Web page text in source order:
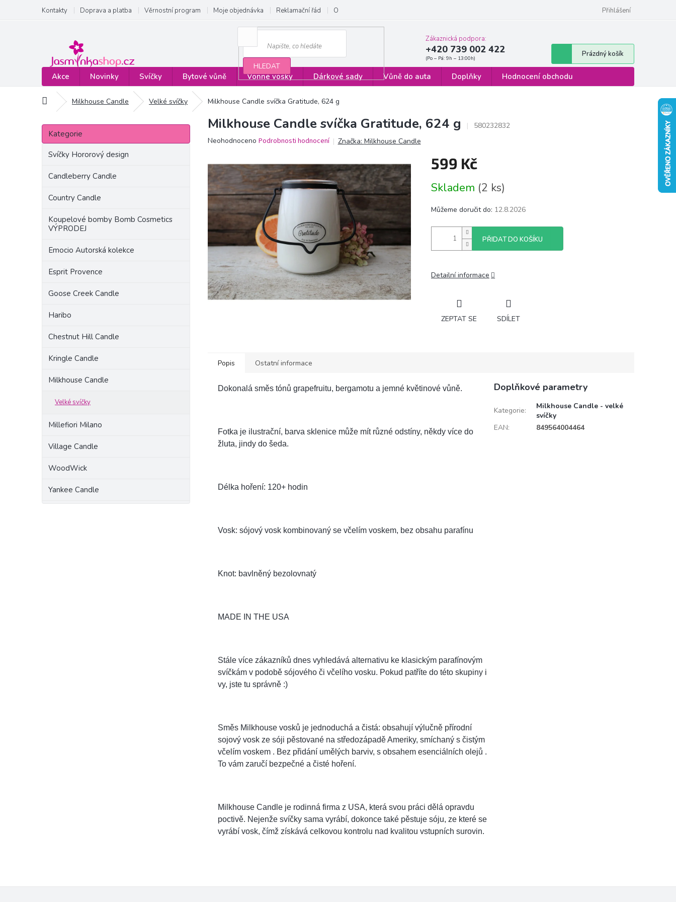
obsah
Kontakty Doprava a platba Věrnostní program Moje objednávka Reklamační řád Obchodní podmínky Formulář pro odstoupení od smlouvy
Přihlášení
HLEDAT
Zákaznická podpora:
+420 739 002 422
Nákupní
košík
Prázdný košík
Akce Novinky Svíčky Bytové vůně Vonné vosky Dárkové sady Vůně do auta Doplňky Hodnocení obchodu
Domů Milkhouse Candle Velké svíčky Milkhouse Candle svíčka Gratitude, 624 g
P
s
Přeskočit
kategorie
Kategorie
Svíčky Hororový design
Candleberry Candle
Country Candle
Koupelové bomby Bomb Cosmetics
VÝPRODEJ
Emocio Autorská kolekce
Esprit Provence
Goose Creek Candle
Haribo
Chestnut Hill Candle
Kringle Candle
Milkhouse Candle
Velké svíčky
Millefiori Milano
Village Candle
WoodWick
Yankee Candle
Milkhouse Candle svíčka Gratitude, 624 g
580232832
Průměrné
je
0,0
z
5
hvězdiček.
Neohodnoceno Podrobnosti hodnocení Značka: Milkhouse Candle
599 Kč
cena:
Skladem (2 ks)
Můžeme doručit do: 12.8.2026
PŘIDAT DO KOŠÍKU
Detailní informace
ZEPTAT SE SDÍLET
Popis Ostatní informace
Dokonalá směs tónů grapefruitu, bergamotu a jemné květinové vůně.
Fotka je ilustrační, barva sklenice může mít různé odstíny, někdy více do
žluta, jindy do šeda.
Délka hoření: 120+ hodin
Vosk: sójový vosk kombinovaný se včelím voskem, bez obsahu parafínu
Knot: bavlněný bezolovnatý
MADE IN THE USA
Stále více zákazníků dnes vyhledává alternativu ke klasickým parafínovým
svíčkám v podobě sójového či včelího vosku. Pokud patříte do této skupiny i
vy, jste tu správně :)
Směs Milkhouse vosků je jednoduchá a čistá: obsahují výlučně přírodní
sojový vosk ze sóji pěstované na středozápadě Ameriky, smíchaný s čistým
včelím voskem . Bez přidání umělých barviv, s obsahem esenciálních olejů .
To vám zaručí bezpečné a čisté hoření.
Milkhouse Candle je rodinná firma z USA, která svou práci dělá opravdu
poctivě. Nejenže svíčky sama vyrábí, dokonce také pěstuje sóju, ze které se
vyrábí vosk, čímž získává celkovou kontrolu nad kvalitou vstupních surovin.
Doplňkové parametry
Kategorie:
Milkhouse Candle - velké
svíčky
EAN: 849564004464